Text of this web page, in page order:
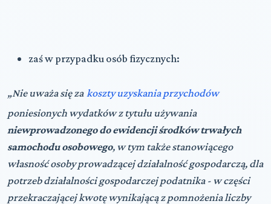
zaś w przypadku osób fizycznych:
„Nie uważa się za koszty uzyskania przychodów
poniesionych wydatków z tytułu używania
niewprowadzonego do ewidencji środków trwałych
samochodu osobowego, w tym także stanowiącego
własność osoby prowadzącej działalność gospodarczą, dla
potrzeb działalności gospodarczej podatnika - w części
przekraczającej kwotę wynikającą z pomnożenia liczby